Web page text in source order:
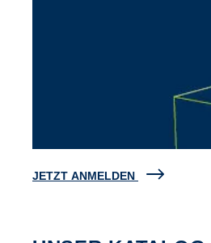
JETZT ANMELDEN